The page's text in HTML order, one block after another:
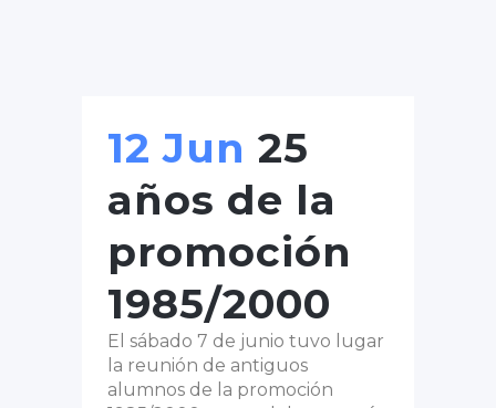
12 Jun 25
años de la
promoción
1985/2000
El sábado 7 de junio tuvo lugar
la reunión de antiguos
alumnos de la promoción